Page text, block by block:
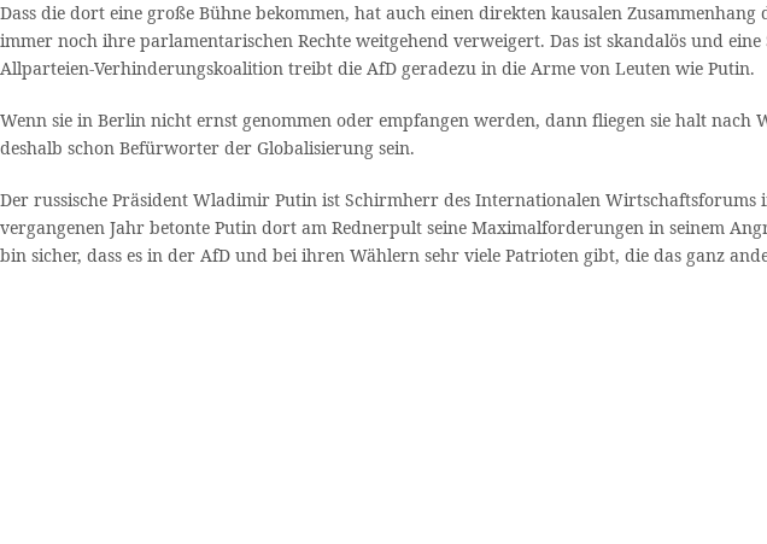
Dass die dort eine große Bühne bekommen, hat auch einen direkten kausalen
immer noch ihre parlamentarischen Rechte weitgehend verweigert. Das ist skandalös und
Allparteien-Verhinderungskoalition treibt die AfD geradezu in die Arme von Leuten wie Putin.
Wenn sie in Berlin nicht ernst genommen oder empfangen werden, dann fliegen sie halt nach
deshalb schon Befürworter der Globalisierung sein.
Der russische Präsident Wladimir Putin ist Schirmherr des Internationalen
vergangenen Jahr betonte Putin dort am Rednerpult seine Maximalforderungen in seinem
bin sicher, dass es in der AfD und bei ihren Wählern sehr viele Patrioten gibt, die das ganz